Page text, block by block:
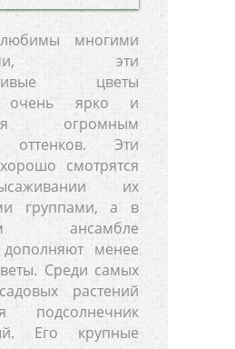
многими
эти
цветы
очень ярко и
огромным
оттенков. Эти
смотрятся
их
группами, а в
ансамбле
менее
Среди самых
растений
подсолнечник
Его крупные